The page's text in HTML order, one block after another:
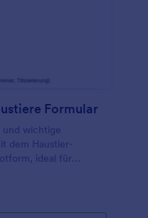
Formular
und wichtige
dem Haustier-
ideal für